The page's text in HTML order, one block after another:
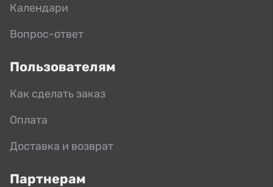
Календари
Вопрос-ответ
Пользователям
Как сделать заказ
Оплата
Доставка и возврат
Партнерам